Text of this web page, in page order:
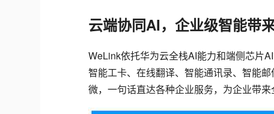
云端协同AI，企业级智能带
WeLink依托华为云全栈AI能力和端侧芯片
智能工卡、在线翻译、智能通讯录、智能
微，一句话直达各种企业服务，为企业带